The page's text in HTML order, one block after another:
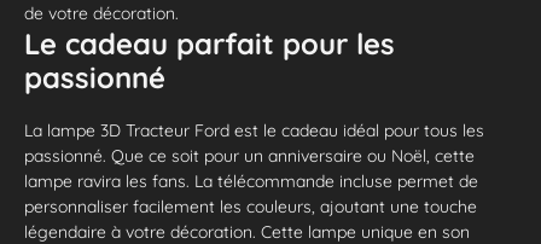
de votre décoration.
Le cadeau parfait pour les
passionné
La lampe 3D Tracteur Ford est le cadeau idéal pour tous les
passionné. Que ce soit pour un anniversaire ou Noël, cette
lampe ravira les fans. La télécommande incluse permet de
personnaliser facilement les couleurs, ajoutant une touche
légendaire à votre décoration. Cette lampe unique en son